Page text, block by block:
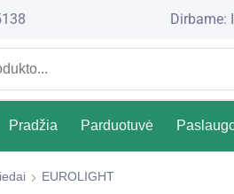
Dirbame:
Pradžia Parduotuvė
EUROLIGHT